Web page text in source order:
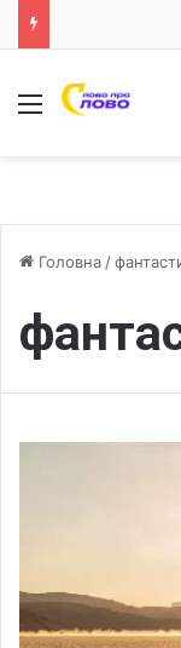
Меню
Головна /